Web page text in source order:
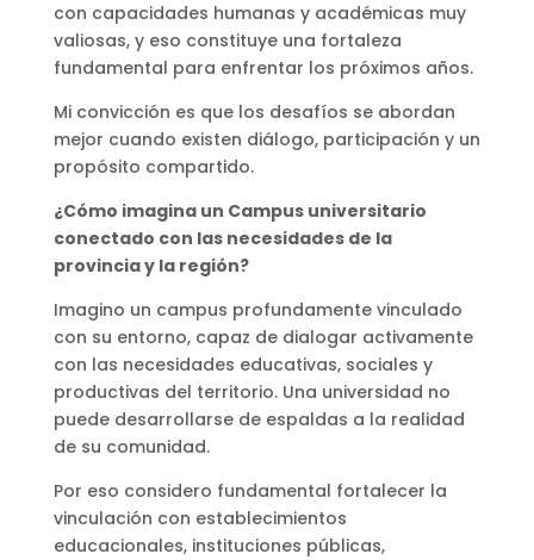
con capacidades humanas y académicas muy
valiosas, y eso constituye una fortaleza
fundamental para enfrentar los próximos años.
Mi convicción es que los desafíos se abordan
mejor cuando existen diálogo, participación y un
propósito compartido.
¿Cómo imagina un Campus universitario
conectado con las necesidades de la
provincia y la región?
Imagino un campus profundamente vinculado
con su entorno, capaz de dialogar activamente
con las necesidades educativas, sociales y
productivas del territorio. Una universidad no
puede desarrollarse de espaldas a la realidad
de su comunidad.
Por eso considero fundamental fortalecer la
vinculación con establecimientos
educacionales, instituciones públicas,